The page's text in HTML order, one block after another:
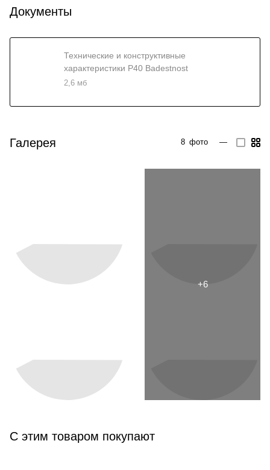
Документы
Технические и конструктивные
характеристики P40 Badestnost
2,6 мб
Галерея 8 фото —
С этим товаром покупают